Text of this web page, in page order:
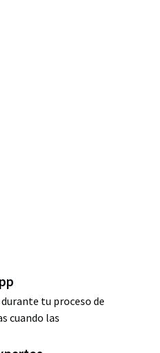
tu proceso de
cuando las